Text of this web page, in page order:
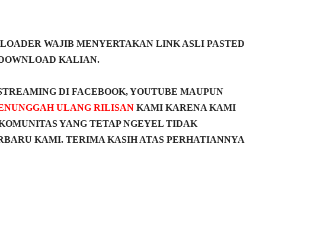
WAJIB MENYERTAKAN LINK ASLI PASTED
KALIAN.
DI FACEBOOK, YOUTUBE MAUPUN
ULANG RILISAN KAMI KARENA KAMI
YANG TETAP NGEYEL TIDAK
KAMI. TERIMA KASIH ATAS PERHATIANNYA